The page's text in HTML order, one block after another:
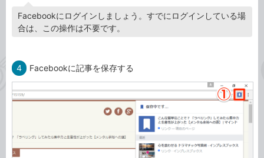
Facebookにログインしましょう。すでにログインしている場
合は、この操作は不要です。
4 Facebookに記事を保存する